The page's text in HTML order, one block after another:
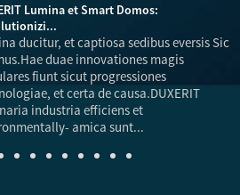
Lumina et Smart Domos:
ducitur, et captiosa sedibus eversis Sic
duae innovationes magis
fiunt sicut progressiones
et certa de causa.DUXERIT
industria efficiens et
amica sunt...